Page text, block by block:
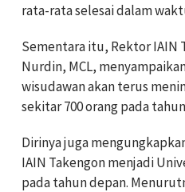
rata-rata selesai dalam
Sementara itu, Rektor IAIN
Nurdin, MCL,
wisudawan akan terus
sekitar 700 orang pada
Dirinya juga
IAIN Takengon menjadi
pada tahun depan.